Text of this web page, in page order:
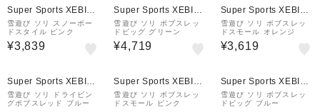
Super Sports XEBIO
&mall店
雪遊び ソリ スノーボー
ドスタイル ピンク
¥3,839
Super Sports XEBIO
&mall店
雪遊び ソリ ボブスレッ
ドビッグ グリーン
¥4,719
Super Sports XEBIO
&mall店
雪遊び ソリ ボブスレッ
ドスモール オレンジ
¥3,619
Super Sports XEBIO
&mall店
雪遊び ソリ ドライビン
グボブスレッド ブルー
Super Sports XEBIO
&mall店
雪遊び ソリ ボブスレッ
ドスモール ピンク
Super Sports XEBIO
&mall店
雪遊び ソリ ボブスレッ
ドビッグ ブルー